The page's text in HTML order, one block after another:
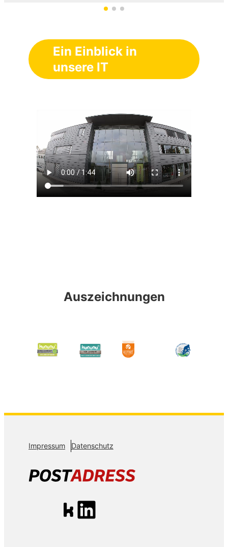
Ein Einblick in
unsere IT
Auszeichnungen
Impressum Datenschutz